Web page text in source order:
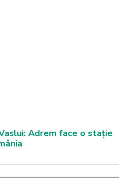
Adrem face o stație